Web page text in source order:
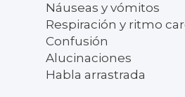
Náuseas y vómitos
Respiración y ritmo
Confusión
Alucinaciones
Habla arrastrada